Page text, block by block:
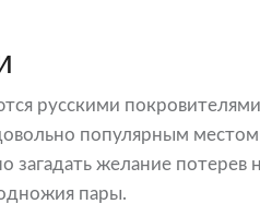
русскими
популярным
загадать желание потерев
пары.